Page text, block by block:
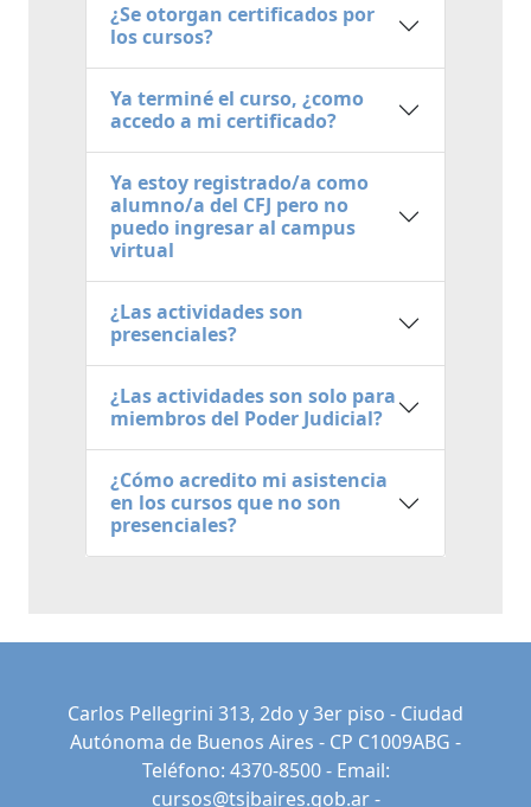
¿Se otorgan certificados por
los cursos?
Ya terminé el curso, ¿como
accedo a mi certificado?
Ya estoy registrado/a como
alumno/a del CFJ pero no
puedo ingresar al campus
virtual
¿Las actividades son
presenciales?
¿Las actividades son solo para
miembros del Poder Judicial?
¿Cómo acredito mi asistencia
en los cursos que no son
presenciales?
Carlos Pellegrini 313, 2do y 3er piso - Ciudad
Autónoma de Buenos Aires - CP C1009ABG -
Teléfono: 4370-8500 - Email:
cursos@tsjbaires.gob.ar-